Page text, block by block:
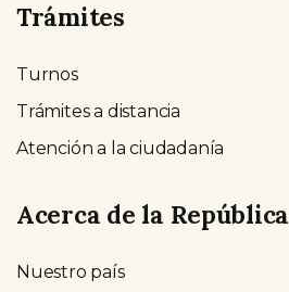
Trámites
Turnos
Trámites a distancia
Atención a la ciudadanía
Acerca de la
Nuestro país